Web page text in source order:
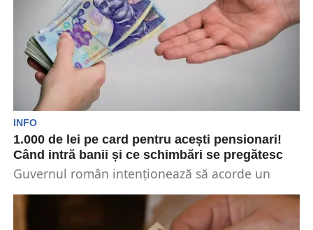
INFO
1.000 de lei pe card pentru acești pensionari!
Când intră banii și ce schimbări se pregătesc
Guvernul român intenționează să acorde un